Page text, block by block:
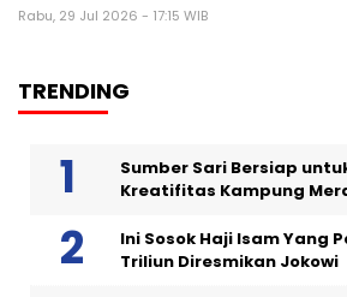
Rabu, 29 Jul 2026 - 17:15 WIB
TRENDING
Sumber Sari Bersiap
Kreatifitas Kampung
Ini Sosok Haji Isam Yang
Triliun Diresmikan Jokowi